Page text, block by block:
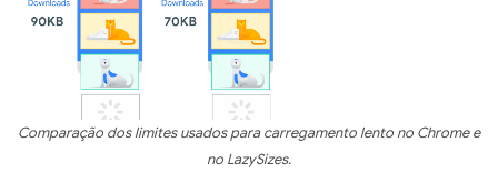
Comparação dos limites usados para carregamento lento no Chrome e
no LazySizes.